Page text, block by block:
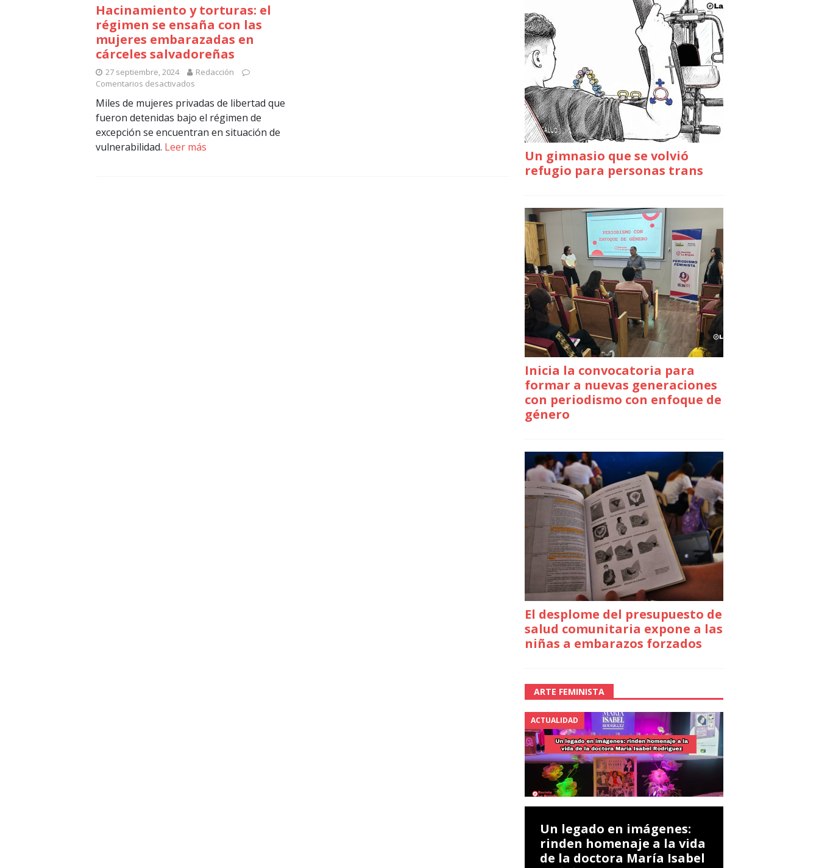
Hacinamiento y torturas: el
régimen se ensaña con las
mujeres embarazadas en
cárceles salvadoreñas
27 septiembre, 2024
Redacción
Comentarios desactivados
Miles de mujeres privadas de libertad que
fueron detenidas bajo el régimen de
excepción se encuentran en situación de
vulnerabilidad. Leer más
Un gimnasio que se volvió
refugio para personas trans
Inicia la convocatoria para
formar a nuevas generaciones
con periodismo con enfoque de
género
El desplome del presupuesto de
salud comunitaria expone a las
niñas a embarazos forzados
ARTE FEMINISTA
ACTUALIDAD
Un legado en imágenes:
rinden homenaje a la vida
de la doctora María Isabel